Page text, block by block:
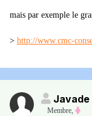
mais par exemple le
> http://www.cmc-
Javade
Membre,